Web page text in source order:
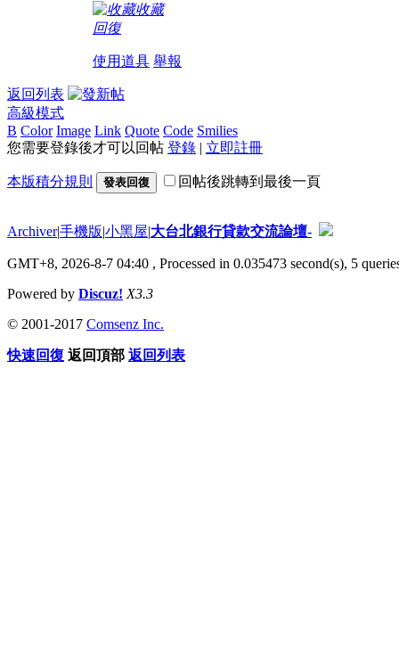
收藏
回復
使用道具 舉報
返回列表
高級模式
B Color Image Link Quote Code Smilies
您需要登錄後才可以回帖 登錄 | 立即註冊
本版積分規則 發表回復 回帖後跳轉到最後一頁
Archiver|手機版|小黑屋|大台北銀行貸款交流論壇-
GMT+8, 2026-8-7 04:40 , Processed in 0.035473 second(s), 5
Powered by Discuz! X3.3
© 2001-2017 Comsenz Inc.
快速回復 返回頂部 返回列表